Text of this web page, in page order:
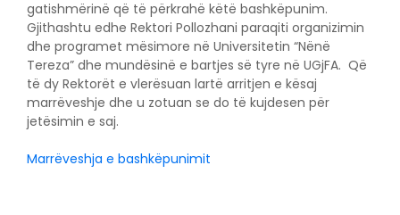
gatishmërinë që të përkrahë këtë bashkëpunim.
Gjithashtu edhe Rektori Pollozhani paraqiti organizimin
dhe programet mësimore në Universitetin “Nënë
Tereza” dhe mundësinë e bartjes së tyre në UGjFA. Që
të dy Rektorët e vlerësuan lartë arritjen e kësaj
marrëveshje dhe u zotuan se do të kujdesen për
jetësimin e saj.
Marrëveshja e bashkëpunimit